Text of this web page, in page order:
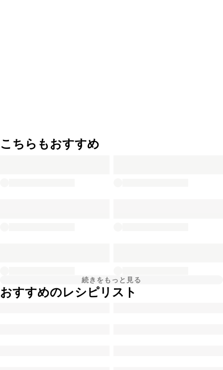
こちらもおすすめ
続きをもっと見る
おすすめのレシピリスト